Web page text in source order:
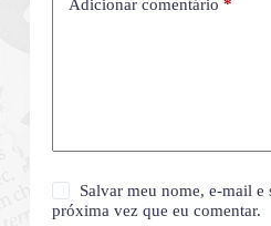
Adicionar comentário *
Salvar meu nome, e-mail e
próxima vez que eu comentar.